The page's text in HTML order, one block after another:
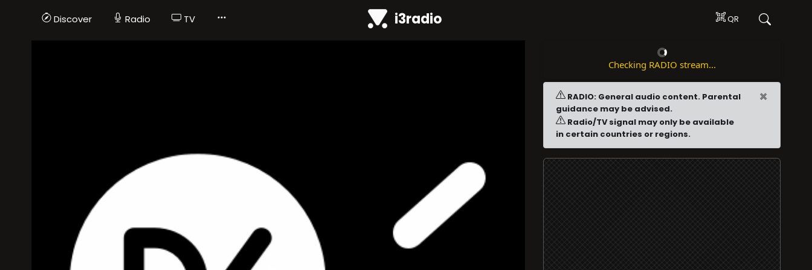
Discover Radio TV i3radio QR
Checking RADIO stream...
RADIO: General audio content. Parental
guidance may be advised.
Radio/TV signal may only be available
in certain countries or regions.
×